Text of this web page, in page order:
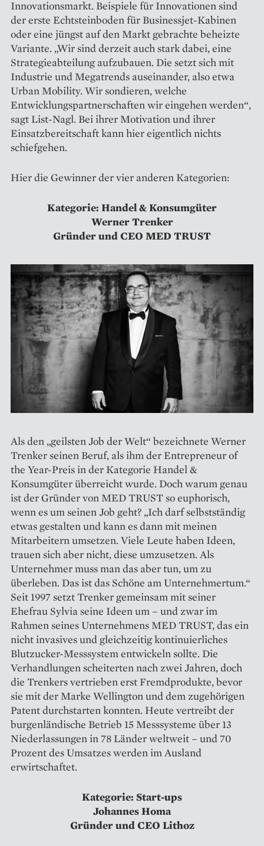
Innovationsmarkt. Beispiele für Innovationen sind
der erste Echtsteinboden für Businessjet-Kabinen
oder eine jüngst auf den Markt gebrachte beheizte
Variante. „Wir sind derzeit auch stark dabei, eine
Strategieabteilung aufzubauen. Die setzt sich mit
Industrie und Megatrends auseinander, also etwa
Urban Mobility. Wir sondieren, welche
Entwicklungspartnerschaften wir eingehen werden“,
sagt List-Nagl. Bei ihrer Motivation und ihrer
Einsatzbereitschaft kann hier eigentlich nichts
schiefgehen.
Hier die Gewinner der vier anderen Kategorien:
Kategorie: Handel & Konsumgüter
Werner Trenker
Gründer und CEO MED TRUST
Als den „geilsten Job der Welt“ bezeichnete Werner
Trenker seinen Beruf, als ihm der Entrepreneur of
the Year-Preis in der Kategorie Handel &
Konsumgüter überreicht wurde. Doch warum genau
ist der Gründer von MED TRUST so euphorisch,
wenn es um seinen Job geht? „Ich darf selbstständig
etwas gestalten und kann es dann mit meinen
Mitarbeitern umsetzen. Viele Leute haben Ideen,
trauen sich aber nicht, diese umzusetzen. Als
Unternehmer muss man das aber tun, um zu
überleben. Das ist das Schöne am Unternehmertum.“
Seit 1997 setzt Trenker gemeinsam mit seiner
Ehefrau Sylvia seine Ideen um – und zwar im
Rahmen seines Unternehmens MED TRUST, das ein
nicht invasives und gleichzeitig kontinuierliches
Blutzucker-Messsystem entwickeln sollte. Die
Verhandlungen scheiterten nach zwei Jahren, doch
die Trenkers vertrieben erst Fremdprodukte, bevor
sie mit der Marke Wellington und dem zugehörigen
Patent durchstarten konnten. Heute vertreibt der
burgenländische Betrieb 15 Messsysteme über 13
Niederlassungen in 78 Länder weltweit – und 70
Prozent des Umsatzes werden im Ausland
erwirtschaftet.
Kategorie: Start-ups
Johannes Homa
Gründer und CEO Lithoz